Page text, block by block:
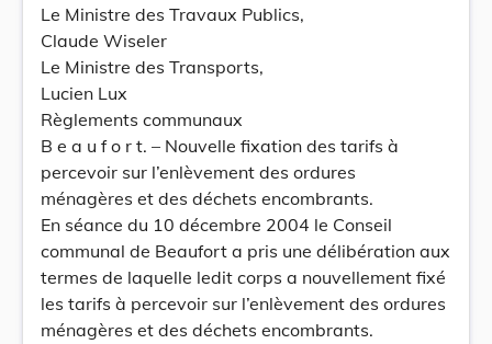
Le Ministre des Travaux Publics,
Claude Wiseler
Le Ministre des Transports,
Lucien Lux
Règlements communaux
B e a u f o r t. – Nouvelle fixation des tarifs à
percevoir sur l’enlèvement des ordures
ménagères et des déchets encombrants.
En séance du 10 décembre 2004 le Conseil
communal de Beaufort a pris une délibération aux
termes de laquelle ledit corps a nouvellement fixé
les tarifs à percevoir sur l’enlèvement des ordures
ménagères et des déchets encombrants.